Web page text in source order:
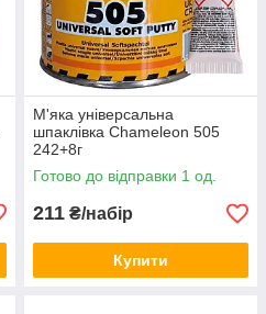
М'яка універсальна
шпаклівка Chameleon 505
242+8г
Готово до відправки 1 од.
211 ₴/набір
Купити